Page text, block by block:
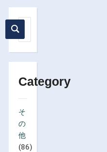
Category
そ
の
他
(86)